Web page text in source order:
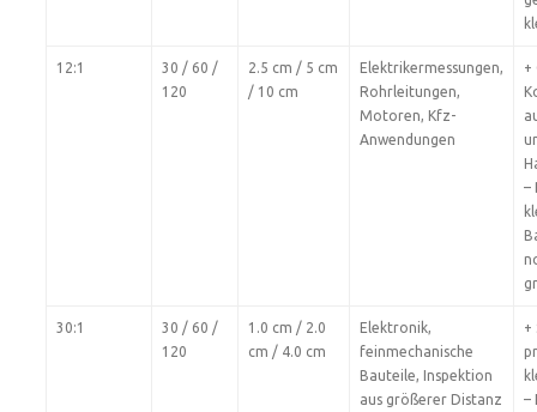
12:1
30 / 60 /
120
2.5 cm / 5 cm
/ 10 cm
Elektrikermessungen,
Rohrleitungen,
Motoren, Kfz-
Anwendungen
+
–
30:1
30 / 60 /
120
1.0 cm / 2.0
cm / 4.0 cm
Elektronik,
feinmechanische
Bauteile, Inspektion
aus größerer Distanz
+
–